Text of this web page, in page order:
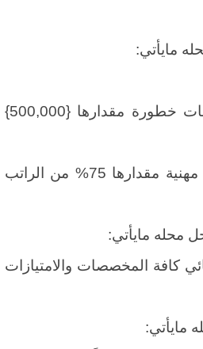
أ ـــ يمنح المحقق القضائي والمعاون القضائي مخصصات خطورة مقدارها {500,000}
ب ــــ يمنح كافة منتسبي السلطة القضائية مخصصات مهنية مقدارها 75% من الراتب
كافة المخصصات والامتيازات